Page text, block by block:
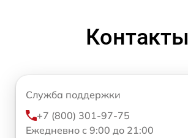
Контакты
Служба поддержки
+7 (800) 301-97-75
Ежедневно с 9:00 до 21:00